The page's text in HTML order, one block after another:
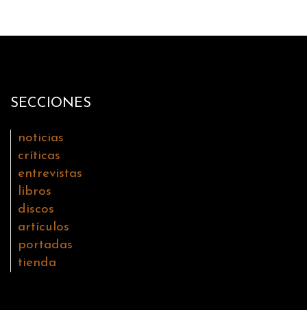
SECCIONES
noticias
críticas
entrevistas
libros
discos
artículos
portadas
tienda